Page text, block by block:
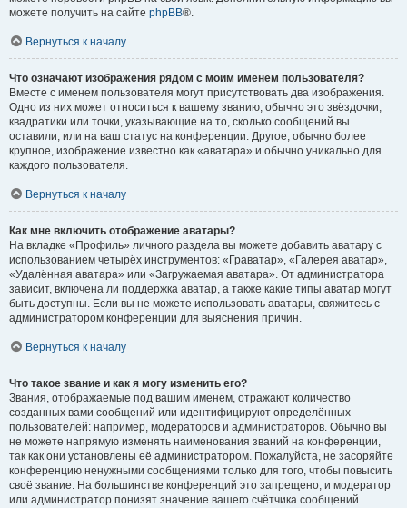
можете получить на сайте phpBB®.
Вернуться к началу
Что означают изображения рядом с моим именем пользователя?
Вместе с именем пользователя могут присутствовать два изображения.
Одно из них может относиться к вашему званию, обычно это звёздочки,
квадратики или точки, указывающие на то, сколько сообщений вы
оставили, или на ваш статус на конференции. Другое, обычно более
крупное, изображение известно как «аватара» и обычно уникально для
каждого пользователя.
Вернуться к началу
Как мне включить отображение аватары?
На вкладке «Профиль» личного раздела вы можете добавить аватару с
использованием четырёх инструментов: «Граватар», «Галерея аватар»,
«Удалённая аватара» или «Загружаемая аватара». От администратора
зависит, включена ли поддержка аватар, а также какие типы аватар могут
быть доступны. Если вы не можете использовать аватары, свяжитесь с
администратором конференции для выяснения причин.
Вернуться к началу
Что такое звание и как я могу изменить его?
Звания, отображаемые под вашим именем, отражают количество
созданных вами сообщений или идентифицируют определённых
пользователей: например, модераторов и администраторов. Обычно вы
не можете напрямую изменять наименования званий на конференции,
так как они установлены её администратором. Пожалуйста, не засоряйте
конференцию ненужными сообщениями только для того, чтобы повысить
своё звание. На большинстве конференций это запрещено, и модератор
или администратор понизят значение вашего счётчика сообщений.